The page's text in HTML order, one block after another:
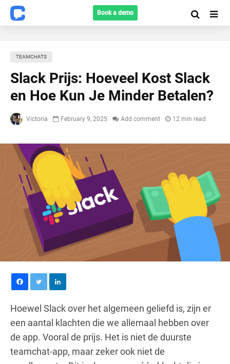
Book a demo
TEAMCHATS
Slack Prijs: Hoeveel Kost Slack
en Hoe Kun Je Minder Betalen?
Victoria February 9, 2025 Add comment 12 min read
Hoewel Slack over het algemeen geliefd is, zijn er
een aantal klachten die we allemaal hebben over
de app. Vooral de prijs. Het is niet de duurste
teamchat-app, maar zeker ook niet de